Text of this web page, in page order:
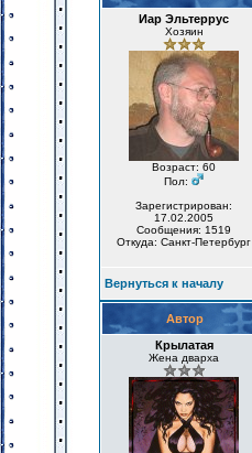
Иар Эльтеррус
Хозяин
Возраст: 60
Пол:
Зарегистрирован:
17.02.2005
Сообщения: 1519
Откуда: Санкт-Петербург
Вернуться к началу
Автор
Крылатая
Жена дварха